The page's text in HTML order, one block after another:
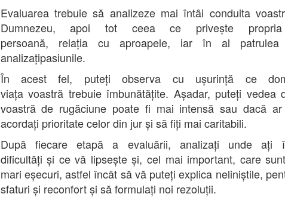
Evaluarea trebuie să analizeze mai întâi conduita
Dumnezeu, apoi tot ceea ce privește propria
persoană, relația cu aproapele, iar în al
analizațipasiunile.
În acest fel, puteți observa cu ușurință ce
viața voastră trebuie îmbunătățite. Așadar, puteți vedea
voastră de rugăciune poate fi mai intensă sau dacă
acordați prioritate celor din jur și să fiți mai caritabili.
După fiecare etapă a evaluării, analizați unde ați
dificultăți și ce vă lipsește și, cel mai important, care
mari eșecuri, astfel încât să vă puteți explica neliniștile,
sfaturi și reconfort și să formulați noi rezoluții.